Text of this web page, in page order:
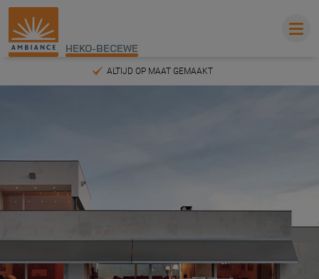
HEKO-BECEWE
INMETEN EN MONTEREN